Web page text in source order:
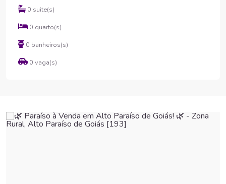
0 suite(s)
0 quarto(s)
0 banheiros(s)
0 vaga(s)